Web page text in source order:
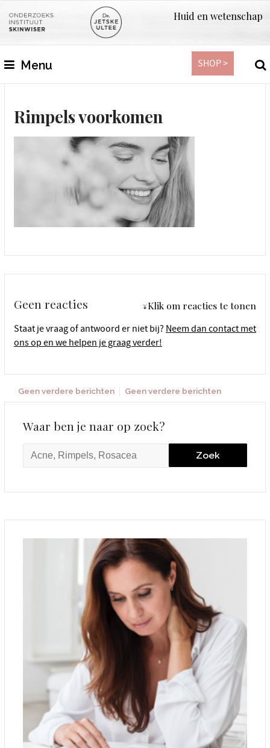
Huid en wetenschap
Menu SHOP >
Rimpels voorkomen
Geen reacties ↓Klik om reacties te tonen
Staat je vraag of antwoord er niet bij? Neem dan contact met
ons op en we helpen je graag verder!
Geen verdere berichten Geen verdere berichten
Waar ben je naar op zoek?